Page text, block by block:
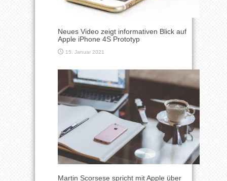
Neues Video zeigt informativen Blick auf
Apple iPhone 4S Prototyp
15. Januar 2021
Martin Scorsese spricht mit Apple über